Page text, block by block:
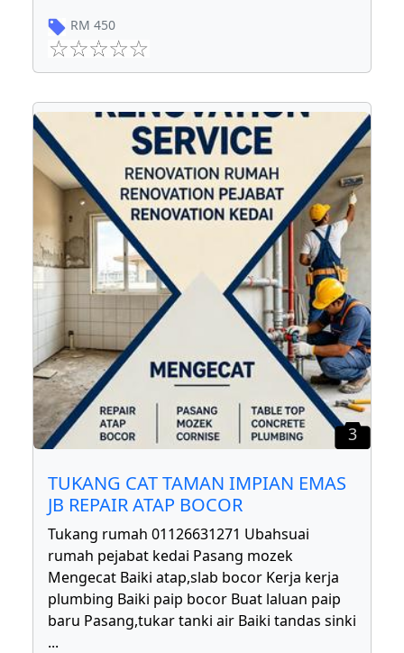
RM 450
3
TUKANG CAT TAMAN IMPIAN EMAS
JB REPAIR ATAP BOCOR
Tukang rumah 01126631271 Ubahsuai
rumah pejabat kedai Pasang mozek
Mengecat Baiki atap,slab bocor Kerja kerja
plumbing Baiki paip bocor Buat laluan paip
baru Pasang,tukar tanki air Baiki tandas sinki
...